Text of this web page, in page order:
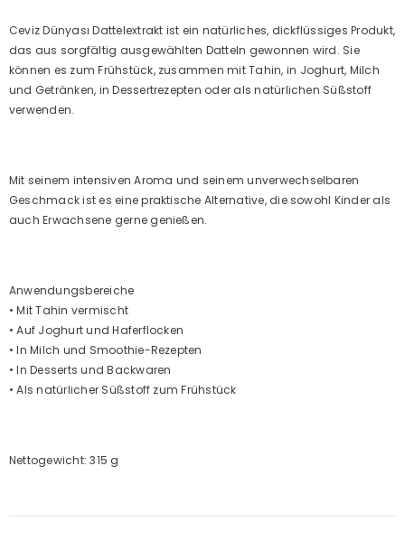
Ceviz Dünyası Dattelextrakt ist ein natürliches, dickflüssiges Produkt,
das aus sorgfältig ausgewählten Datteln gewonnen wird. Sie
können es zum Frühstück, zusammen mit Tahin, in Joghurt, Milch
und Getränken, in Dessertrezepten oder als natürlichen Süßstoff
verwenden.
Mit seinem intensiven Aroma und seinem unverwechselbaren
Geschmack ist es eine praktische Alternative, die sowohl Kinder als
auch Erwachsene gerne genießen.
Anwendungsbereiche
• Mit Tahin vermischt
• Auf Joghurt und Haferflocken
• In Milch und Smoothie-Rezepten
• In Desserts und Backwaren
• Als natürlicher Süßstoff zum Frühstück
Nettogewicht: 315 g